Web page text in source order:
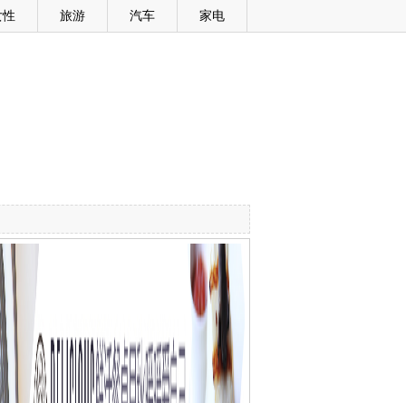
旅游 汽车 家电